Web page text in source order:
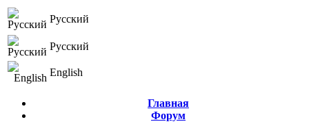
Русский
Русский
English
Главная
Форум